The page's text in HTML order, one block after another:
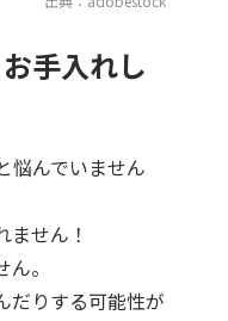
手入れし
悩んでいません
せん！
。
だりする可能性が